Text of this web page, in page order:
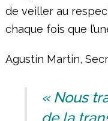
de veiller au
chaque fois que
Agustín Martin,
« Nous